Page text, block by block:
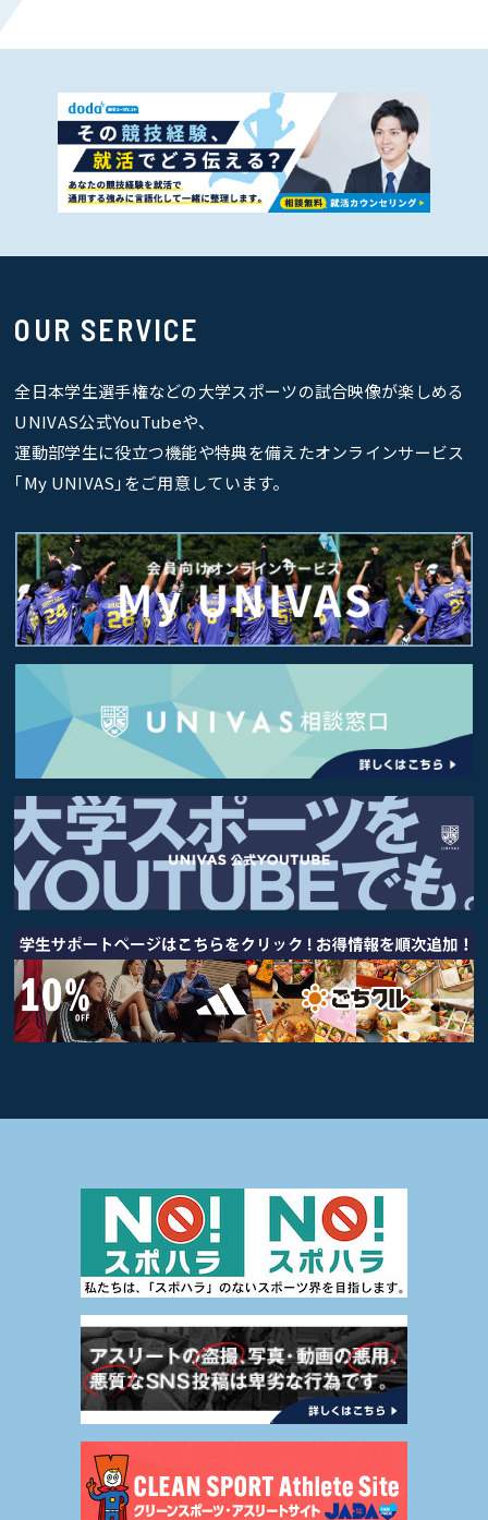
OUR SERVICE
全日本学生選手権などの大学スポーツの試合映像が楽しめる
UNIVAS公式YouTubeや、
運動部学生に役立つ機能や特典を備えたオンラインサービス
｢My UNIVAS｣をご用意しています。